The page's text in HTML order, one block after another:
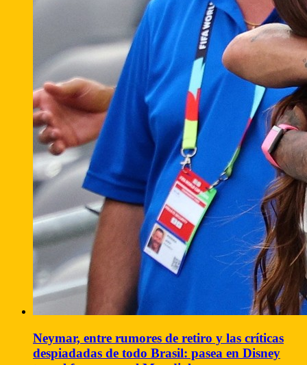
Neymar, entre rumores de retiro y las críticas
despiadadas de todo Brasil: pasea en Disney